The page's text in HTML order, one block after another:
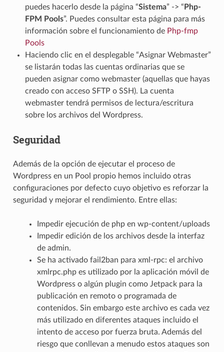
puedes hacerlo desde la página “Sistema” -> “ Php-
FPM Pools”. Puedes consultar esta página para más
información sobre el funcionamiento de Php-fmp
Pools
Haciendo clic en el desplegable “Asignar Webmaster”
se listarán todas las cuentas ordinarias que se
pueden asignar como webmaster (aquellas que hayas
creado con acceso SFTP o SSH). La cuenta
webmaster tendrá permisos de lectura/escritura
sobre los archivos del Wordpress.
Seguridad
Además de la opción de ejecutar el proceso de
Wordpress en un Pool propio hemos incluido otras
configuraciones por defecto cuyo objetivo es reforzar la
seguridad y mejorar el rendimiento. Entre ellas:
Impedir ejecución de php en wp-content/uploads
Impedir edición de los archivos desde la interfaz
de admin.
Se ha activado fail2ban para xml-rpc: el archivo
xmlrpc.php es utilizado por la aplicación móvil de
Wordpress o algún plugin como Jetpack para la
publicación en remoto o programada de
contenidos. Sin embargo este archivo es cada vez
más utilizado en diferentes ataques incluido el
intento de acceso por fuerza bruta. Además del
riesgo que conllevan a menudo estos ataques son